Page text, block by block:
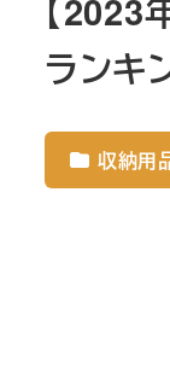
【2023
ランキ
収納用